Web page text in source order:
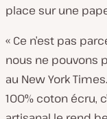
place sur une
« Ce n’est pas
nous ne pouvons
au New York Times.
100% coton écru,